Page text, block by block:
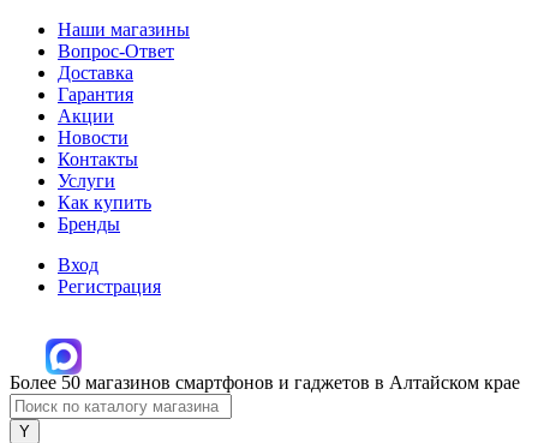
Наши магазины
Вопрос-Ответ
Доставка
Гарантия
Акции
Новости
Контакты
Услуги
Как купить
Бренды
Вход
Регистрация
Более 50 магазинов смартфонов и гаджетов в Алтайском крае